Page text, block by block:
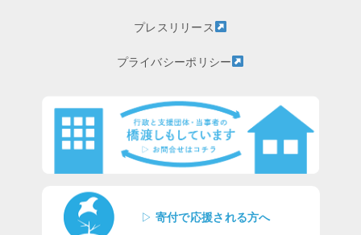
プレスリリース
プライバシーポリシー
▷ 寄付で応援される方へ